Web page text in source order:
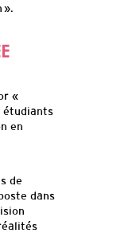
».
«
étudiants
en
de
dans